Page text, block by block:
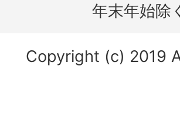
年末年始除
Copyright (c) 2019